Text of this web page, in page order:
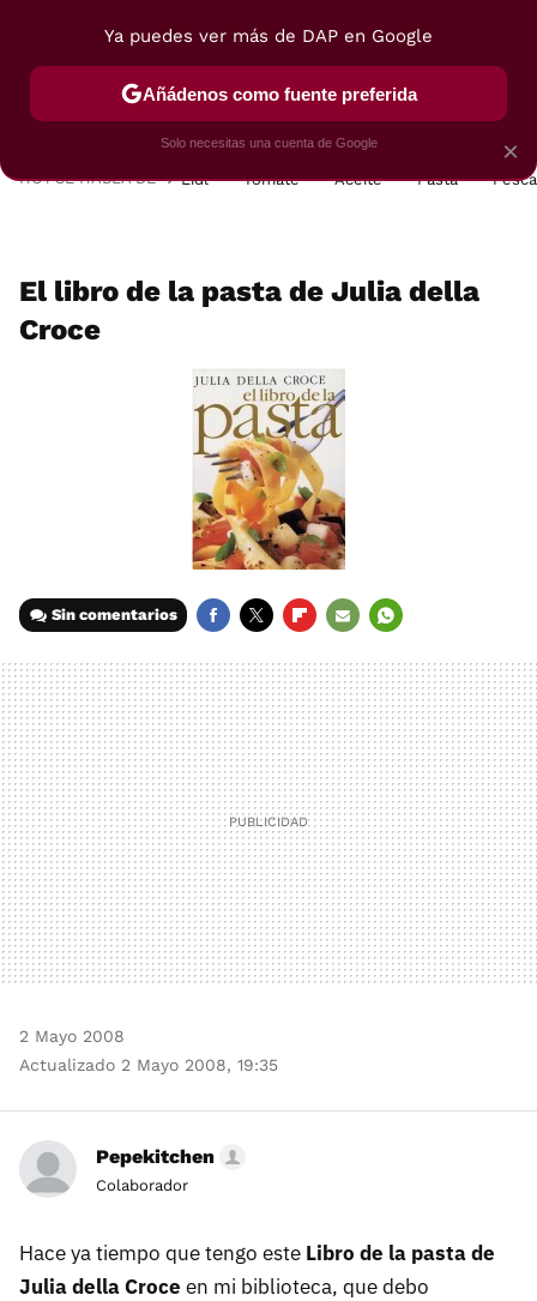
POSTRES VIAJES SELECCIÓN VEGUI
HOY SE HABLA DE Lidl Tomate Aceite Pasta
El libro de la pasta de Julia della
Croce
Sin comentarios
MAIL
2 Mayo 2008
Actualizado 2 Mayo 2008, 19:35
Pepekitchen
Colaborador
Hace ya tiempo que tengo este Libro de la pasta de
Julia della Croce en mi biblioteca, que debo
×
Ya puedes ver más de DAP en Google
Añádenos como fuente preferida
Solo necesitas una cuenta de Google